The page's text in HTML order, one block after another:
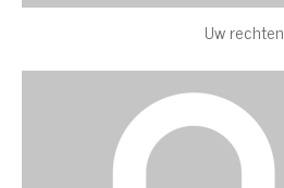
Uw rechten